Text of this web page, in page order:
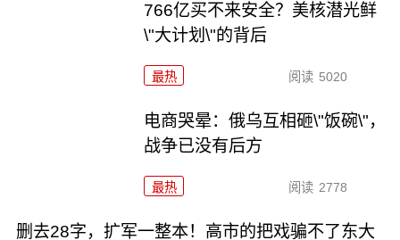
766亿买不来安全？美核潜光鲜
\"大计划\"的背后
最热 阅读 5020
电商哭晕：俄乌互相砸\"饭碗\"，
战争已没有后方
最热 阅读 2778
删去28字，扩军一整本！高市的把戏骗不了东大